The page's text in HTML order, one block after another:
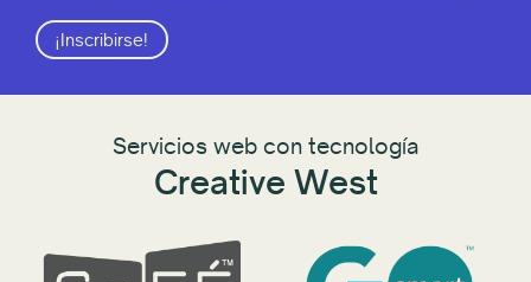
¡Inscribirse!
Servicios web con tecnología
Creative West